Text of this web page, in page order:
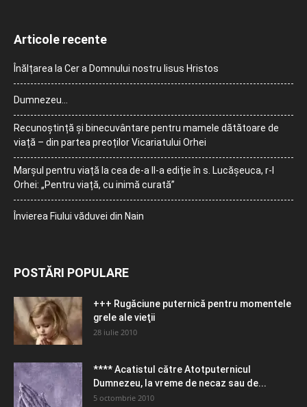
Articole recente
Înălțarea la Cer a Domnului nostru Iisus Hristos
Dumnezeu…
Recunoștință și binecuvântare pentru mamele dătătoare de
viață – din partea preoților Vicariatului Orhei
Marșul pentru viață la cea de-a II-a ediție în s. Lucășeuca, r-l
Orhei: „Pentru viață, cu inimă curată”
Învierea Fiului văduvei din Nain
POSTĂRI POPULARE
+++ Rugăciune puternică pentru momentele
grele ale vieţii
28 iulie 2010
**** Acatistul către Atotputernicul
Dumnezeu, la vreme de necaz sau de...
5 octombrie 2010